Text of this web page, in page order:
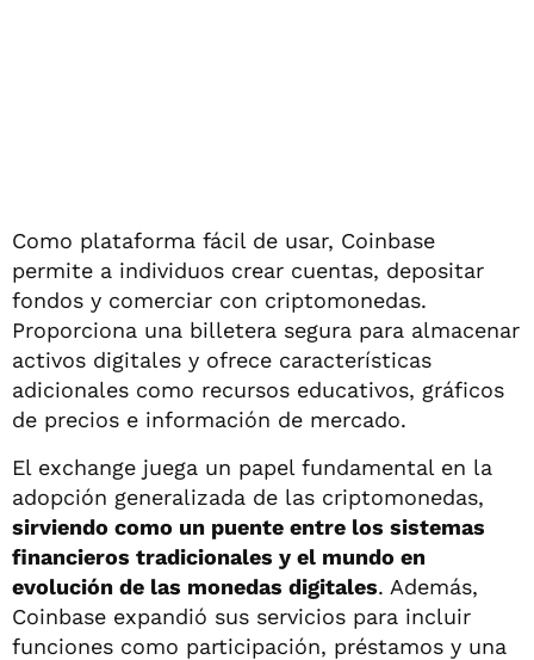
Como plataforma fácil de usar, Coinbase
permite a individuos crear cuentas, depositar
fondos y comerciar con criptomonedas.
Proporciona una billetera segura para almacenar
activos digitales y ofrece características
adicionales como recursos educativos, gráficos
de precios e información de mercado.
El exchange juega un papel fundamental en la
adopción generalizada de las criptomonedas,
sirviendo como un puente entre los sistemas
financieros tradicionales y el mundo en
evolución de las monedas digitales. Además,
Coinbase expandió sus servicios para incluir
funciones como participación, préstamos y una